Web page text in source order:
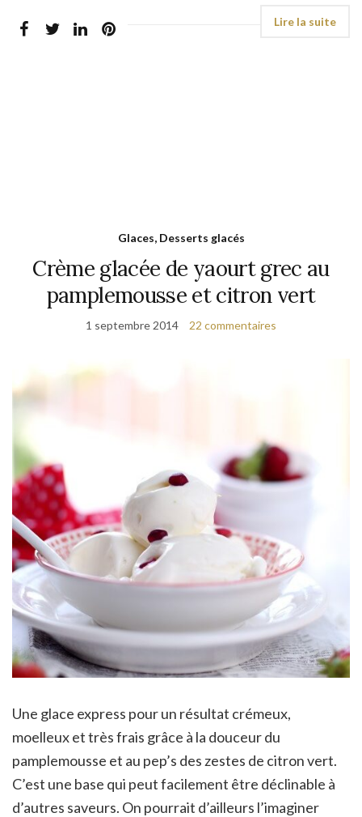
Glaces, Desserts glacés
Crème glacée de yaourt grec au
pamplemousse et citron vert
1 septembre 2014 22 commentaires
Une glace express pour un résultat crémeux,
moelleux et très frais grâce à la douceur du
pamplemousse et au pep’s des zestes de citron vert.
C’est une base qui peut facilement être déclinable à
d’autres saveurs. On pourrait d’ailleurs l’imaginer